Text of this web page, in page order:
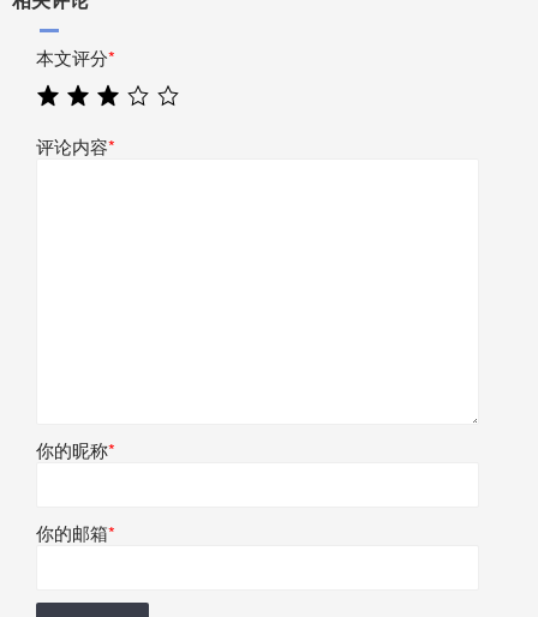
本文评分*
评论内容*
你的昵称*
你的邮箱*